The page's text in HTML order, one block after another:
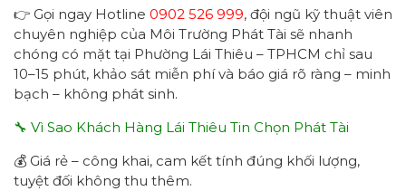
👉 Gọi ngay Hotline 0902 526 999, đội ngũ kỹ thuật viên
chuyên nghiệp của Môi Trường Phát Tài sẽ nhanh
chóng có mặt tại Phường Lái Thiêu – TPHCM chỉ sau
10–15 phút, khảo sát miễn phí và báo giá rõ ràng – minh
bạch – không phát sinh.
🔧 Vì Sao Khách Hàng Lái Thiêu Tin Chọn Phát Tài
💰 Giá rẻ – công khai, cam kết tính đúng khối lượng,
tuyệt đối không thu thêm.